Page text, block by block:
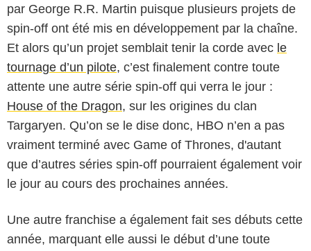
par George R.R. Martin puisque plusieurs projets de
spin-off ont été mis en développement par la chaîne.
Et alors qu’un projet semblait tenir la corde avec le
tournage d’un pilote, c’est finalement contre toute
attente une autre série spin-off qui verra le jour :
House of the Dragon, sur les origines du clan
Targaryen. Qu’on se le dise donc, HBO n’en a pas
vraiment terminé avec Game of Thrones, d'autant
que d’autres séries spin-off pourraient également voir
le jour au cours des prochaines années.
Une autre franchise a également fait ses débuts cette
année, marquant elle aussi le début d’une toute